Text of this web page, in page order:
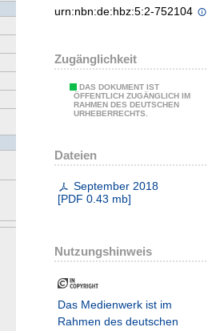
urn:nbn:de:hbz:5:2-752104
Zugänglichkeit
DAS DOKUMENT IST
ÖFFENTLICH ZUGÄNGLICH IM
RAHMEN DES DEUTSCHEN
URHEBERRECHTS.
Dateien
September 2018
[PDF 0.43 mb]
Nutzungshinweis
Das Medienwerk ist im
Rahmen des deutschen